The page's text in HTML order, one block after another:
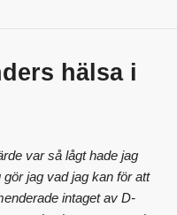
hälsa i
var så lågt hade jag
jag vad jag kan för att
intaget av D-